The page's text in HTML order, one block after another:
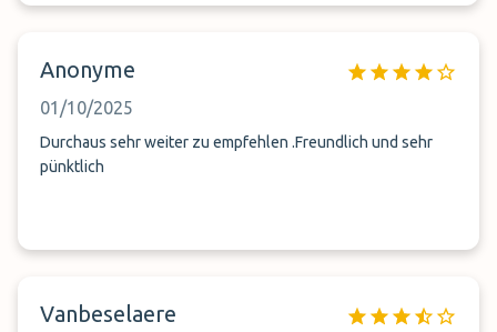
Anonyme
01/10/2025
Durchaus sehr weiter zu empfehlen .Freundlich und sehr
pünktlich
Vanbeselaere